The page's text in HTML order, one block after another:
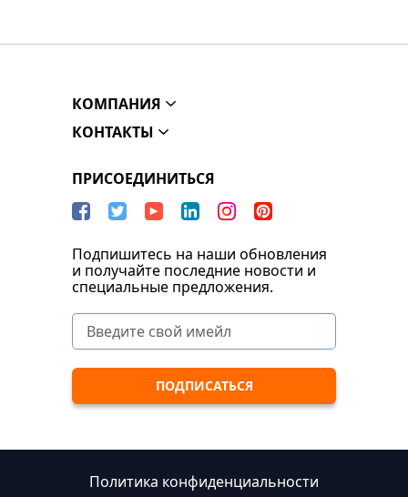
КОМПАНИЯ
КОНТАКТЫ
ПРИСОЕДИНИТЬСЯ
Подпишитесь на наши обновления
и получайте последние новости и
специальные предложения.
Политика конфиденциальности